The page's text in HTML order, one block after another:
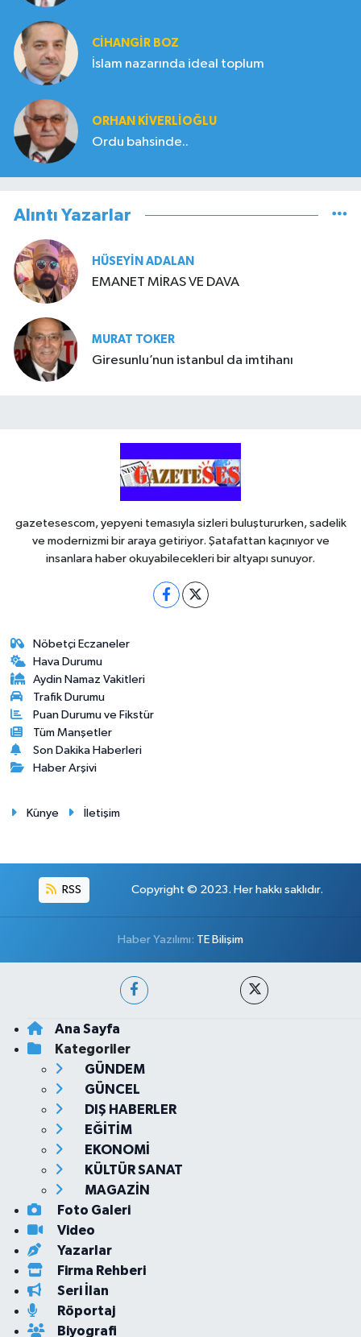
CIHANGIR BOZ
İslam nazarında ideal toplum
ORHAN KIVERLIOĞLU
Ordu bahsinde..
Alıntı Yazarlar
HÜSEYIN ADALAN
EMANET MİRAS VE DAVA
MURAT TOKER
Giresunlu’nun istanbul da imtihanı
gazetesescom, yepyeni temasıyla sizleri buluştururken, sadelik
ve modernizmi bir araya getiriyor. Şatafattan kaçınıyor ve
insanlara haber okuyabilecekleri bir altyapı sunuyor.
Nöbetçi Eczaneler
Hava Durumu
Aydin Namaz Vakitleri
Trafik Durumu
Puan Durumu ve Fikstür
Tüm Manşetler
Son Dakika Haberleri
Haber Arşivi
Künye İletişim
RSS Copyright © 2023. Her hakkı saklıdır.
Haber Yazılımı: TE Bilişim
Ana Sayfa
Kategoriler
GÜNDEM
GÜNCEL
DIŞ HABERLER
EĞİTİM
EKONOMİ
KÜLTÜR SANAT
MAGAZİN
Foto Galeri
Video
Yazarlar
Firma Rehberi
Seri İlan
Röportaj
Biyografi